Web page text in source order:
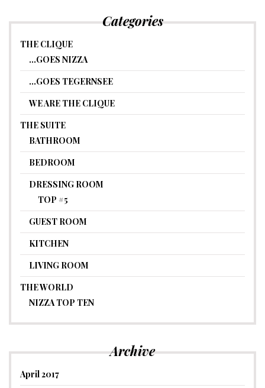
Categories
THE CLIQUE
…GOES NIZZA
…GOES TEGERNSEE
WE ARE THE CLIQUE
THE SUITE
BATHROOM
BEDROOM
DRESSING ROOM
TOP #5
GUEST ROOM
KITCHEN
LIVING ROOM
THE WORLD
NIZZA TOP TEN
Archive
April 2017